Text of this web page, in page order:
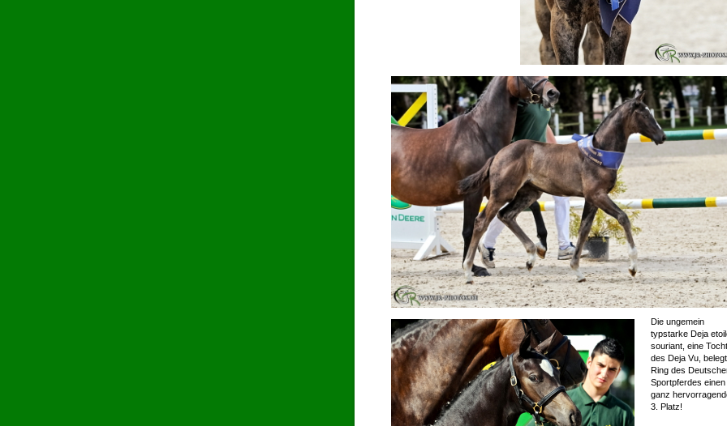
Die ungemein
typstarke Deja
souriant, eine
des Deja Vu,
Ring des
Sportpferdes einen
ganz
3. Platz!